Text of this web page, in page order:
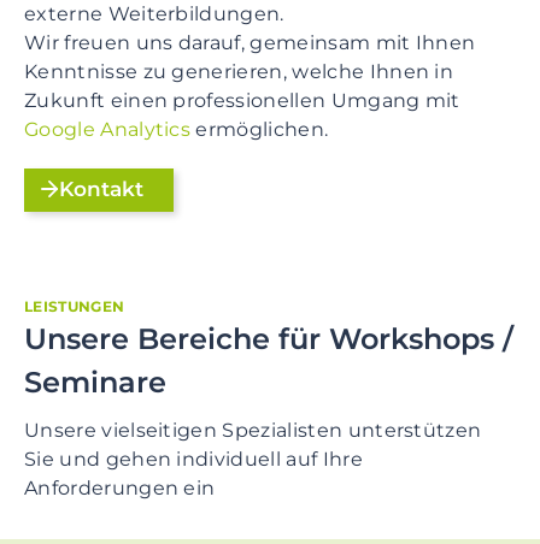
externe Weiterbildungen.
Wir freuen uns darauf, gemeinsam mit Ihnen
Kenntnisse zu generieren, welche Ihnen in
Zukunft einen professionellen Umgang mit
Google Analytics ermöglichen.
Kontakt
LEISTUNGEN
Unsere Bereiche für Workshops /
Seminare
Unsere vielseitigen Spezialisten unterstützen
Sie und gehen individuell auf Ihre
Anforderungen ein